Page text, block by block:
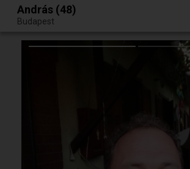
Egy jó randiból bármi lehet.
András (48)
Budapest